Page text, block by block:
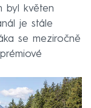
byl květen
je stále
se meziročně